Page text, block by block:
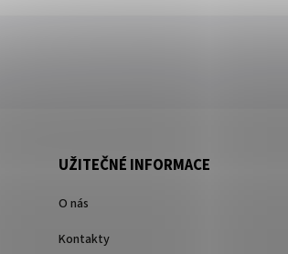
UŽITEČNÉ INFORMACE
O nás
Kontakty